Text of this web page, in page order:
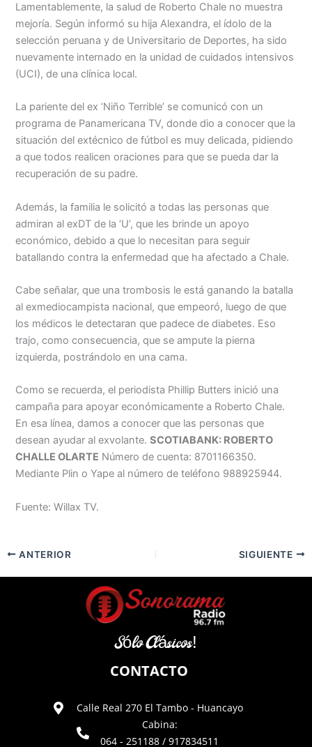
Menu
Lamentablemente, la salud de Roberto Chale no muestra
mejoría. Según informó su hija Alexandra, el ídolo de la
selección peruana y de Universitario de Deportes, ha sido
nuevamente internado en la unidad de cuidados intensivos
(UCI), de una clínica local.
La pariente del ex ‘Niño Terrible’ se comunicó con un
programa de Panamericana TV, donde dio a conocer que la
situación del extécnico de fútbol es muy delicada, pidiendo
a que todos realicen oraciones para que se pueda dar la
recuperación de su padre.
Además, la familia le solicitó a todas las personas que
admiran al exDT de la ‘U’, que les brinde un apoyo
económico, debido a que lo necesitan para seguir
batallando contra la enfermedad que ha afectado a Chale.
Cabe señalar, que una trombosis le está ganando la batalla
al exmediocampista nacional, que empeoró, luego de que
los médicos le detectaran que padece de diabetes. Eso
trajo, como consecuencia, que se ampute la pierna
izquierda, postrándolo en una cama.
Como se recuerda, el periodista Phillip Butters inició una
campaña para apoyar económicamente a Roberto Chale.
En esa línea, damos a conocer que las personas que
desean ayudar al exvolante.SCOTIABANK: ROBERTO
CHALLE OLARTE Número de cuenta: 8701166350.
Mediante Plin o Yape al número de teléfono 988925944.
Fuente: Willax TV.
ANTERIOR SIGUIENTE
Sólo Clásicos!
CONTACTO
Calle Real 270 El Tambo - Huancayo
Cabina:
064 - 251188 / 917834511